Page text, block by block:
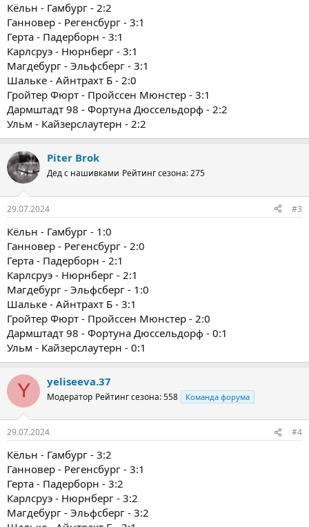
Кёльн - Гамбург - 2:2
Ганновер - Регенсбург - 3:1
Герта - Падерборн - 3:1
Карлсруэ - Нюрнберг - 3:1
Магдебург - Эльфсберг - 3:1
Шальке - Айнтрахт Б - 2:0
Гройтер Фюрт - Пройссен Мюнстер - 3:1
Дармштадт 98 - Фортуна Дюссельдорф - 2:2
Ульм - Кайзерслаутерн - 2:2
Piter Brok
Дед с нашивками Рейтинг сезона: 275
29.07.2024 #3
Кёльн - Гамбург - 1:0
Ганновер - Регенсбург - 2:0
Герта - Падерборн - 2:1
Карлсруэ - Нюрнберг - 2:1
Магдебург - Эльфсберг - 1:0
Шальке - Айнтрахт Б - 3:1
Гройтер Фюрт - Пройссен Мюнстер - 2:0
Дармштадт 98 - Фортуна Дюссельдорф - 0:1
Ульм - Кайзерслаутерн - 0:1
Y yeliseeva.37
Модератор Рейтинг сезона: 558 Команда форума
29.07.2024 #4
Кёльн - Гамбург - 3:2
Ганновер - Регенсбург - 3:1
Герта - Падерборн - 3:2
Карлсруэ - Нюрнберг - 3:2
Магдебург - Эльфсберг - 3:2